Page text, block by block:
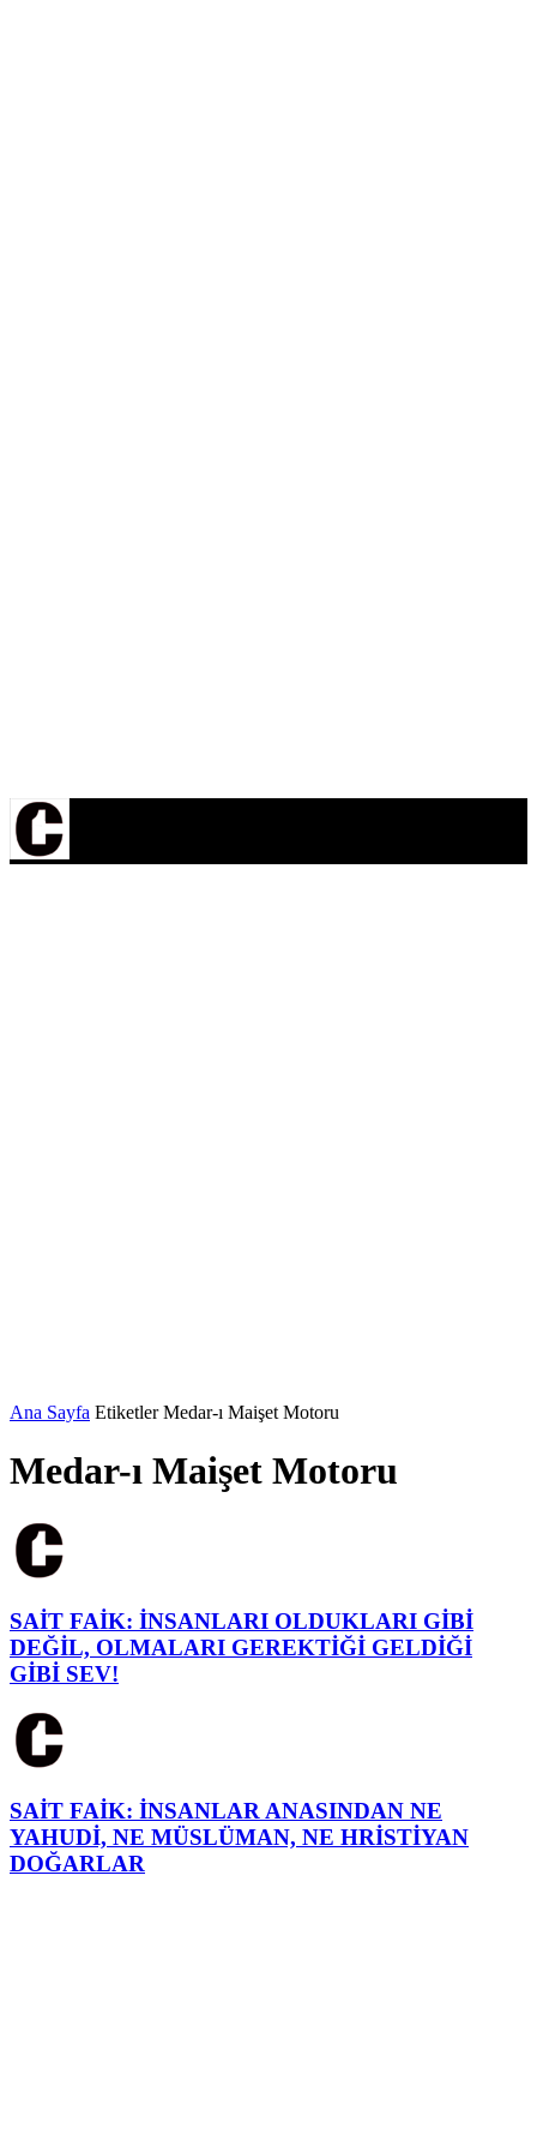
Ana Sayfa Etiketler Medar-ı Maişet Motoru
Medar-ı Maişet Motoru
SAİT FAİK: İNSANLARI OLDUKLARI GİBİ
DEĞİL, OLMALARI GEREKTİĞİ GELDİĞİ
GİBİ SEV!
SAİT FAİK: İNSANLAR ANASINDAN NE
YAHUDİ, NE MÜSLÜMAN, NE HRİSTİYAN
DOĞARLAR